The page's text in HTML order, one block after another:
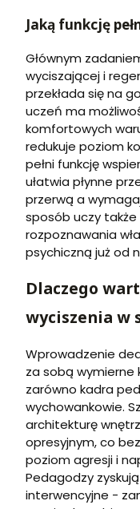
Jaką funkcję
Głównym
wyciszającej i
przekłada się na
uczeń ma
komfortowych
redukuje poziom
pełni funkcję
ułatwia płynne
przerwą a
sposób uczy
rozpoznawania
psychiczną już od
Dlaczego
wyciszenia w
Wprowadzenie
za sobą wymierne
zarówno kadra
wychowankowie.
architekturę
opresyjnym, co
poziom agresji i
Pedagodzy
interwencyjne -